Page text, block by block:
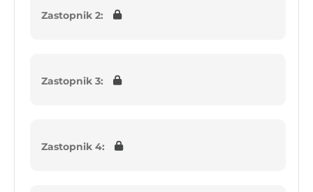
Zastopnik 2:
Zastopnik 3:
Zastopnik 4: